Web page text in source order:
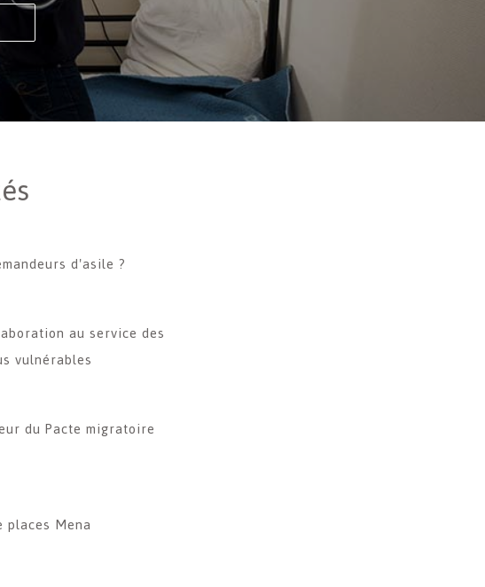
d'asile ?
au service des
vulnérables
du Pacte migratoire
places Mena